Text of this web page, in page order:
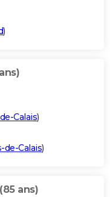
)
Calais)
de-Calais)
(85 ans)